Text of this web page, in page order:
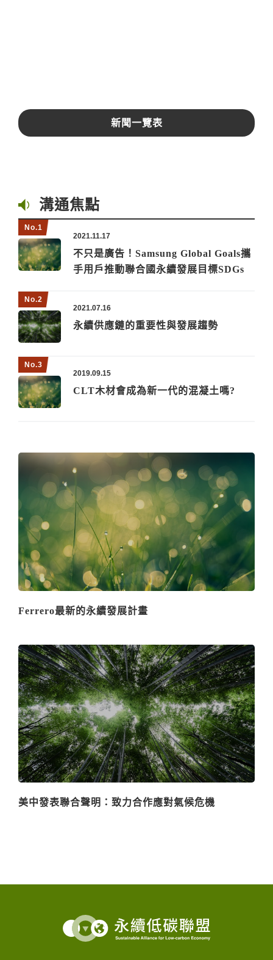
新聞一覽表
溝通焦點
2021.11.17
不只是廣告！Samsung Global Goals攜
手用戶推動聯合國永續發展目標SDGs
2021.07.16
永續供應鏈的重要性與發展趨勢
2019.09.15
CLT木材會成為新一代的混凝土嗎?
Ferrero最新的永續發展計畫
美中發表聯合聲明：致力合作應對氣候危機